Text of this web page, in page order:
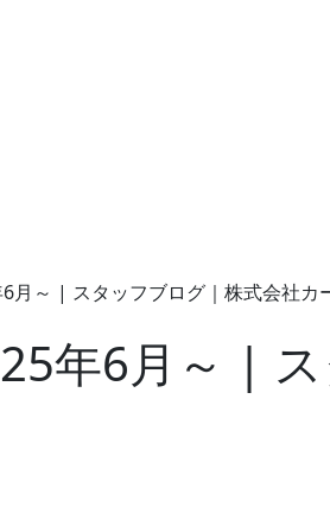
月～ | スタッフブログ｜株式会社カ
年6月～ |